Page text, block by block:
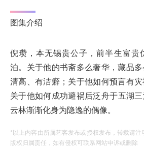
图集介绍
倪瓒，本无锡贵公子，前半生富贵
泊。关于他的书斋多么奢华，藏品
清高、有洁癖；关于他如何预言有
关于他如何成功避祸后泛舟于五湖
云林渐渐化身为隐逸的偶像。
*以上内容由所属艺客发布或授权发布，转载请注
版权归属责任，如有侵权可联系网站申诉或删除